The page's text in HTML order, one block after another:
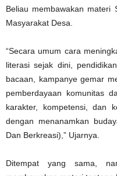
Beliau membawakan materi
Masyarakat Desa.
“Secara umum cara
literasi sejak dini,
bacaan, kampanye gemar
pemberdayaan komunitas
karakter, kompetensi, dan
dengan menanamkan
Dan Berkreasi),” Ujarnya.
Ditempat yang sama,